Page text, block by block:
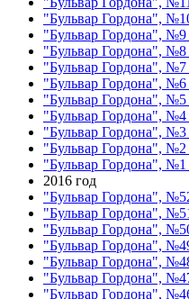
"Бульвар Гордона",
"Бульвар Гордона", №9
"Бульвар Гордона", №8
"Бульвар Гордона", №7
"Бульвар Гордона", №6
"Бульвар Гордона", №5
"Бульвар Гордона", №4
"Бульвар Гордона", №3
"Бульвар Гордона", №2
"Бульвар Гордона", №1
2016 год
"Бульвар Гордона",
"Бульвар Гордона",
"Бульвар Гордона",
"Бульвар Гордона",
"Бульвар Гордона",
"Бульвар Гордона",
"Бульвар Гордона",